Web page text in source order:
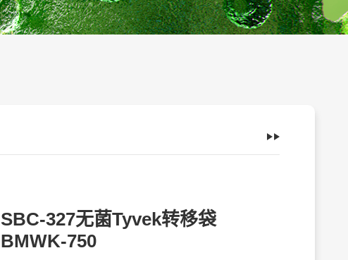
SBC-327无菌Tyvek转移袋
BMWK-750